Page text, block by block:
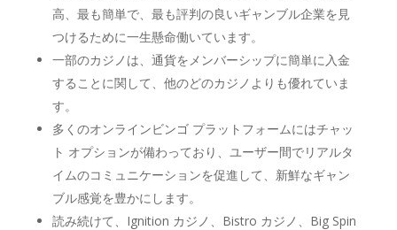
高、最も簡単で、最も評判の良いギャンブル企業を見
つけるために一生懸命働いています。
一部のカジノは、通貨をメンバーシップに簡単に入金
することに関して、他のどのカジノよりも優れていま
す。
多くのオンラインビンゴ プラットフォームにはチャッ
ト オプションが備わっており、ユーザー間でリアルタ
イムのコミュニケーションを促進して、新鮮なギャン
ブル感覚を豊かにします。
読み続けて、Ignition カジノ、Bistro カジノ、Big Spin